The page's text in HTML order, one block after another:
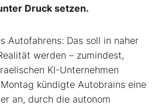
Druck setzen.
Autofahrens: Das soll in naher
werden – zumindest,
KI-Unternehmen
kündigte Autobrains eine
an, durch die autonom